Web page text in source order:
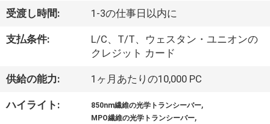
つ
い
工
受渡し時間: 1-3の仕事日以内に
支払条件:
L/C、T/T、ウェスタン・ユニオンの
クレジット カード
供給の能力: 1ヶ月あたりの10,000 PC
ハイライト: 850nm繊維の光学トランシーバー,
MPO繊維の光学トランシーバー,